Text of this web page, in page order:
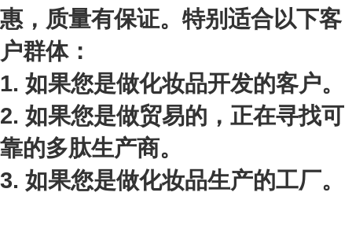
惠，质量有保证。特别适合以下客
户群体：
1. 如果您是做化妆品开发的客户。
2. 如果您是做贸易的，正在寻找可
靠的多肽生产商。
3. 如果您是做化妆品生产的工厂。